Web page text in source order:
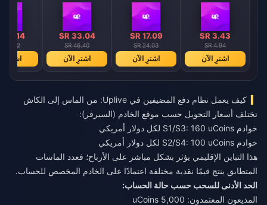
SR 3.43
SR 4.94
اشترِ الآن
SR 17.09
SR 24.03
اشترِ الآن
SR 33.04
SR 46.40
اشترِ الآن
34.14
48.02
اشترِ
كيف يعمل نظام دفع المضيفين في Uplive: من الماس إلى الكاش
تختلف أسعار التحويل حسب موقع الخادم (السيرفر):
خوادم S1/S3: 160 uCoins لكل دولار أمريكي
خوادم S2/S4: 100 uCoins لكل دولار أمريكي
هذا التباين الإقليمي يؤثر بشكل مباشر على الأرباح؛ فعدد الماسات
المتطابق ينتج قيمًا نقدية مختلفة اعتمادًا على الخادم المخصص للحساب.
الحد الأدنى للسحب حسب حالة الحساب:
المذيعون المعتمدون: 5,000 uCoins